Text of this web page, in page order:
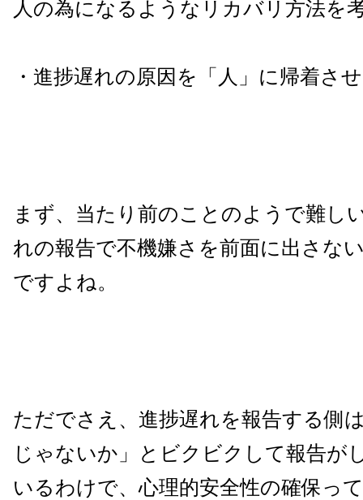
人の為になるようなリカバリ方法を
・進捗遅れの原因を「人」に帰着さ
まず、当たり前のことのようで難し
れの報告で不機嫌さを前面に出さな
ですよね。
ただでさえ、進捗遅れを報告する側
じゃないか」とビクビクして報告が
いるわけで、心理的安全性の確保っ